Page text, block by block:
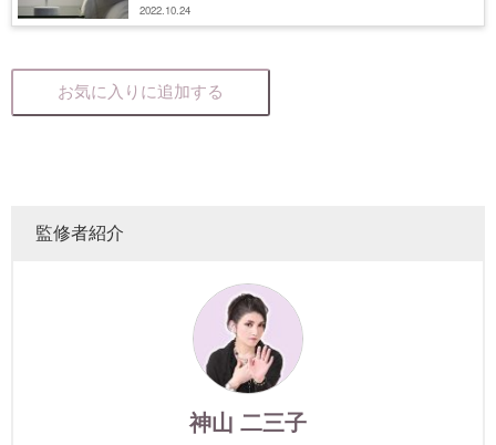
2022.10.24
お気に入りに追加する
監修者紹介
神山 二三子